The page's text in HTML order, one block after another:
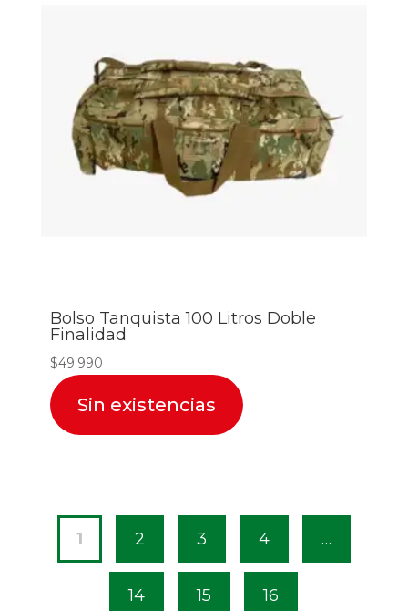
Bolso Tanquista 100 Litros Doble
Finalidad
$49.990
Sin existencias
1 2 3 4 …
14 15 16